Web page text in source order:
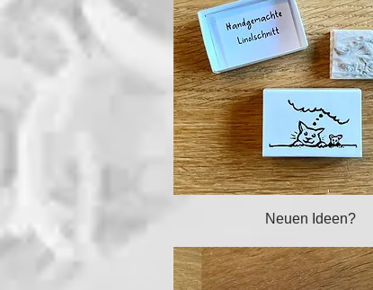
Schnellansicht
Neuen Ideen?